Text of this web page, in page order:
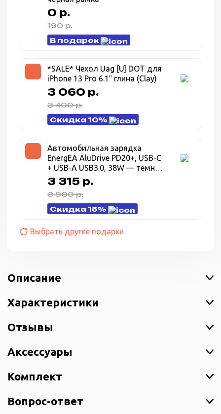
0 р.
190 р.
В подарок
*SALE* Чехол Uag [U] DOT для
iPhone 13 Pro 6.1″ глина (Clay)
3 060 р.
3 400 р.
Скидка 10%
Автомобильная зарядка
EnergEA AluDrive PD20+, USB-C
+ USB-A USB3.0, 38W — темно
серый (Gunmetal)
3 315 р.
3 900 р.
Скидка 15%
Выбрать другие подарки
Описание
Характеристики
Отзывы
Аксессуары
Комплект
Вопрос-ответ